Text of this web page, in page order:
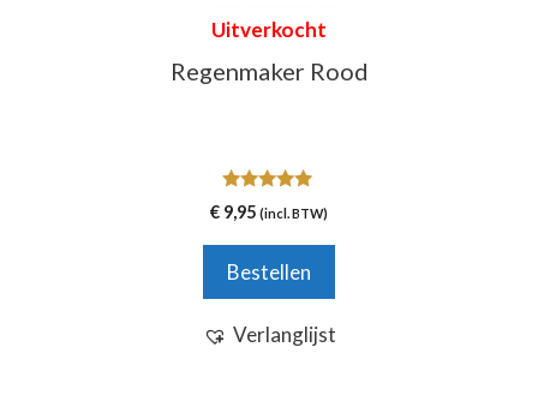
Uitverkocht
Regenmaker Rood
5.00
van 5
€ 9,95 (incl. BTW)
Bestellen
Verlanglijst